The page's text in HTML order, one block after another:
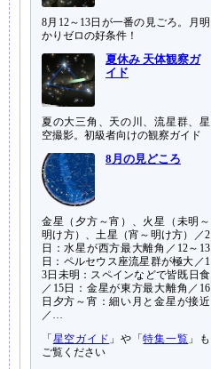
8月12～13日が一番の見ごろ。月明
かりゼロの好条件！
夏休み 天体観察ガ
イド
夏の大三角、天の川、流星群、星
空撮影。初級者向けの観察ガイド
8月の見どころ
金星（夕方～宵）、火星（未明～
明け方）、土星（宵～明け方）／2
日：水星が西方最大離角／12～13
日：ペルセウス座流星群が極大／1
3日未明：スペインなどで皆既日食
／15日：金星が東方最大離角／16
日夕方～宵：細い月と金星が接近
／…
「 星空ガイド 」や「特集一覧 」も
ご覧ください